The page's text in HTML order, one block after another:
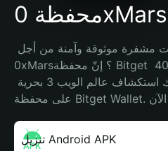
محفظة 0xMars
0xMars؟ إنّ محفظة Bitget خيارك الأفضل. حيث يثق بها 40
تنزيل Android APK